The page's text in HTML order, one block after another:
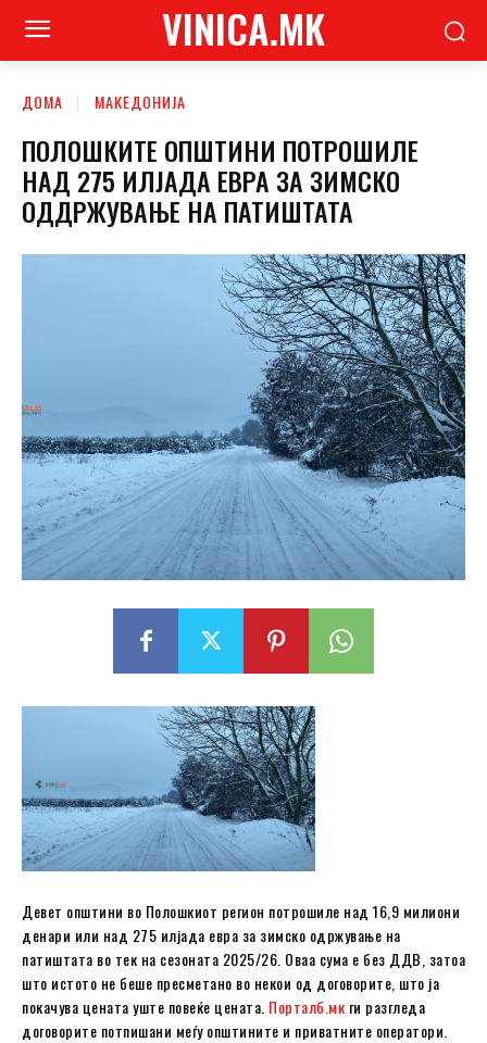
VINICA.MK
ДОМА МАКЕДОНИЈА
ПОЛОШКИТЕ ОПШТИНИ ПОТРОШИЛЕ
НАД 275 ИЛЈАДА ЕВРА ЗА ЗИМСКО
ОДДРЖУВАЊЕ НА ПАТИШТАТА
Девет oпштини во Полошкиот регион потрошиле над 16,9 милиони
денари или над 275 илјада евра за зимско одржување на
патиштата во тек на сезоната 2025/26. Оваа сума е без ДДВ, затоа
што истото не беше пресметано во некои од договорите, што ја
покачува цената уште повеќе цената. Порталб.мк ги разгледа
договорите потпишани меѓу oпштините и приватните оператори.